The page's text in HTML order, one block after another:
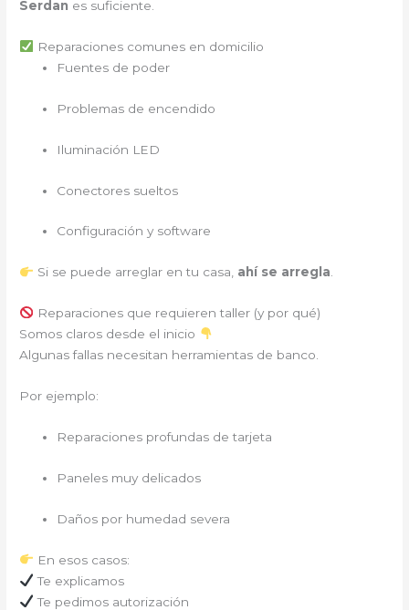
Serdan es suficiente.
Reparaciones comunes en domicilio
Fuentes de poder
Problemas de encendido
Iluminación LED
Conectores sueltos
Configuración y software
Si se puede arreglar en tu casa, ahí se arregla.
Reparaciones que requieren taller (y por qué)
Somos claros desde el inicio
Algunas fallas necesitan herramientas de banco.
Por ejemplo:
Reparaciones profundas de tarjeta
Paneles muy delicados
Daños por humedad severa
En esos casos:
Te explicamos
Te pedimos autorización